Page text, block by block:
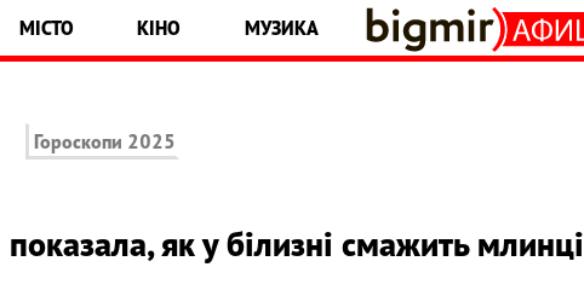
МІСТО КІНО МУЗИКА
Гороскопи 2025
як у білизні смажить млинці